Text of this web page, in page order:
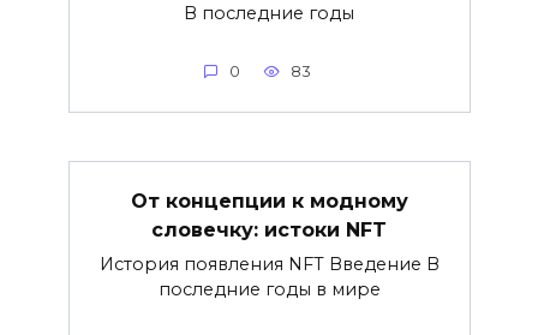
В последние годы
0 83
От концепции к модному
словечку: истоки NFT
История появления NFT Введение В
последние годы в мире